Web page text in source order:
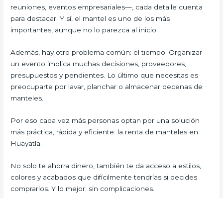
reuniones, eventos empresariales—, cada detalle cuenta
para destacar. Y sí, el mantel es uno de los más
importantes, aunque no lo parezca al inicio.
Además, hay otro problema común: el tiempo. Organizar
un evento implica muchas decisiones, proveedores,
presupuestos y pendientes. Lo último que necesitas es
preocuparte por lavar, planchar o almacenar decenas de
manteles.
Por eso cada vez más personas optan por una solución
más práctica, rápida y eficiente: la renta de manteles en
Huayatla.
No solo te ahorra dinero, también te da acceso a estilos,
colores y acabados que difícilmente tendrías si decides
comprarlos. Y lo mejor: sin complicaciones.